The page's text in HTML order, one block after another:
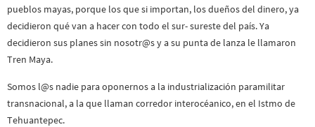
pueblos mayas, porque los que si importan, los dueños del dinero, ya
decidieron qué van a hacer con todo el sur- sureste del país. Ya
decidieron sus planes sin nosotr@s y a su punta de lanza le llamaron
Tren Maya.
Somos l@s nadie para oponernos a la industrialización paramilitar
transnacional, a la que llaman corredor interocéanico, en el Istmo de
Tehuantepec.